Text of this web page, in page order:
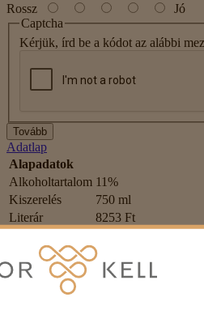
Rossz
Jó
Captcha
Kérjük, írd be a kódot az alábbi
Tovább
Adatlap
Alapadatok
Alkoholtartalom 11%
Kiszerelés
750 ml
Literár
8253 Ft
Il Colle –
Valdobbiane